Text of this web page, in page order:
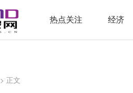
热点关注 经济
> 正文